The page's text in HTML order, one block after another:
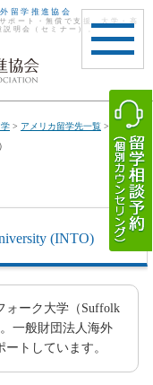
toggle
留学推進協会
ポート・無償で支援。大学・高
説明会（セミナー）。
> アメリカ留学先一覧 >
マサチ
(INTO)
ォーク大学（Suffolk
一般財団法人海外
トしています。